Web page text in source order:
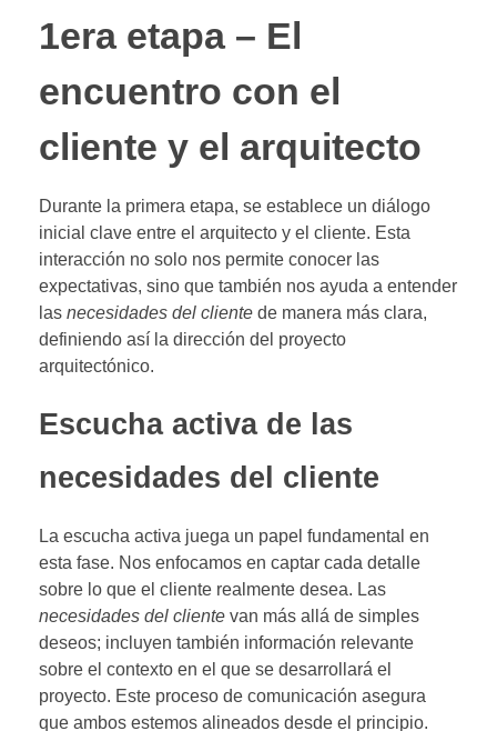
1era etapa – El
encuentro con el
cliente y el arquitecto
Durante la primera etapa, se establece un diálogo
inicial clave entre el arquitecto y el cliente. Esta
interacción no solo nos permite conocer las
expectativas, sino que también nos ayuda a entender
las necesidades del cliente de manera más clara,
definiendo así la dirección del proyecto
arquitectónico.
Escucha activa de las
necesidades del cliente
La escucha activa juega un papel fundamental en
esta fase. Nos enfocamos en captar cada detalle
sobre lo que el cliente realmente desea. Las
necesidades del cliente van más allá de simples
deseos; incluyen también información relevante
sobre el contexto en el que se desarrollará el
proyecto. Este proceso de comunicación asegura
que ambos estemos alineados desde el principio.